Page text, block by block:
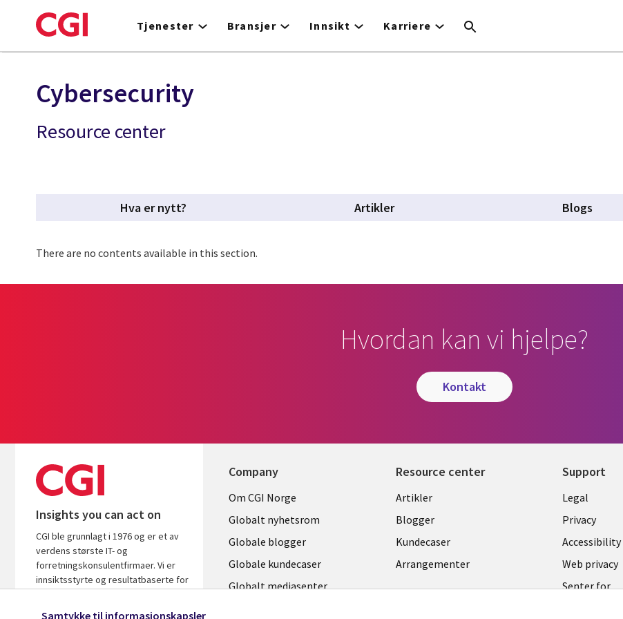
to
Tjenester Bransjer Innsikt Karriere
Cybersecurity
Resource center
Hva er nytt? Artikler Blogs
There are no contents available in this section.
Hvordan kan vi hjelpe?
kontakt
Insights you can act on
CGI ble grunnlagt i 1976 og er et av
verdens største IT- og
forretningskonsulentfirmaer. Vi er
innsiktsstyrte og resultatbaserte for
Company
Useful
links
NORWAY
Om CGI Norge
Globalt nyhetsrom
Globale blogger
Globale kundecaser
Globalt mediasenter
Resource center
Library
Links
NORWAY
Artikler
Blogger
Kundecaser
Arrangementer
Support
Legal
NORWAY
Legal
Privacy
Accessibility
Web privacy
Senter for
Samtykke til informasjonskapsler